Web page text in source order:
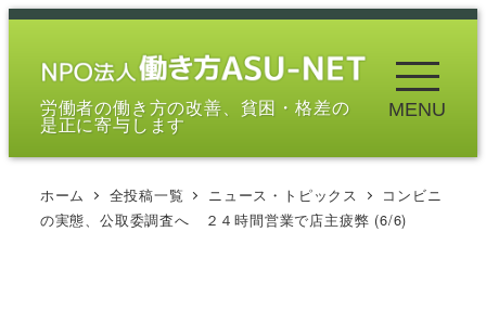
メ
労働者の働き方の改善、貧困・格差の
是正に寄与します
MENU
ホーム 全投稿一覧 ニュース・トピックス
コンビニ
の実態、公取委調査へ ２４時間営業で店主疲弊 (6/6)